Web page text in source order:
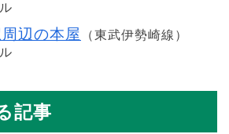
辺の本屋
（東武伊勢崎線）
記事